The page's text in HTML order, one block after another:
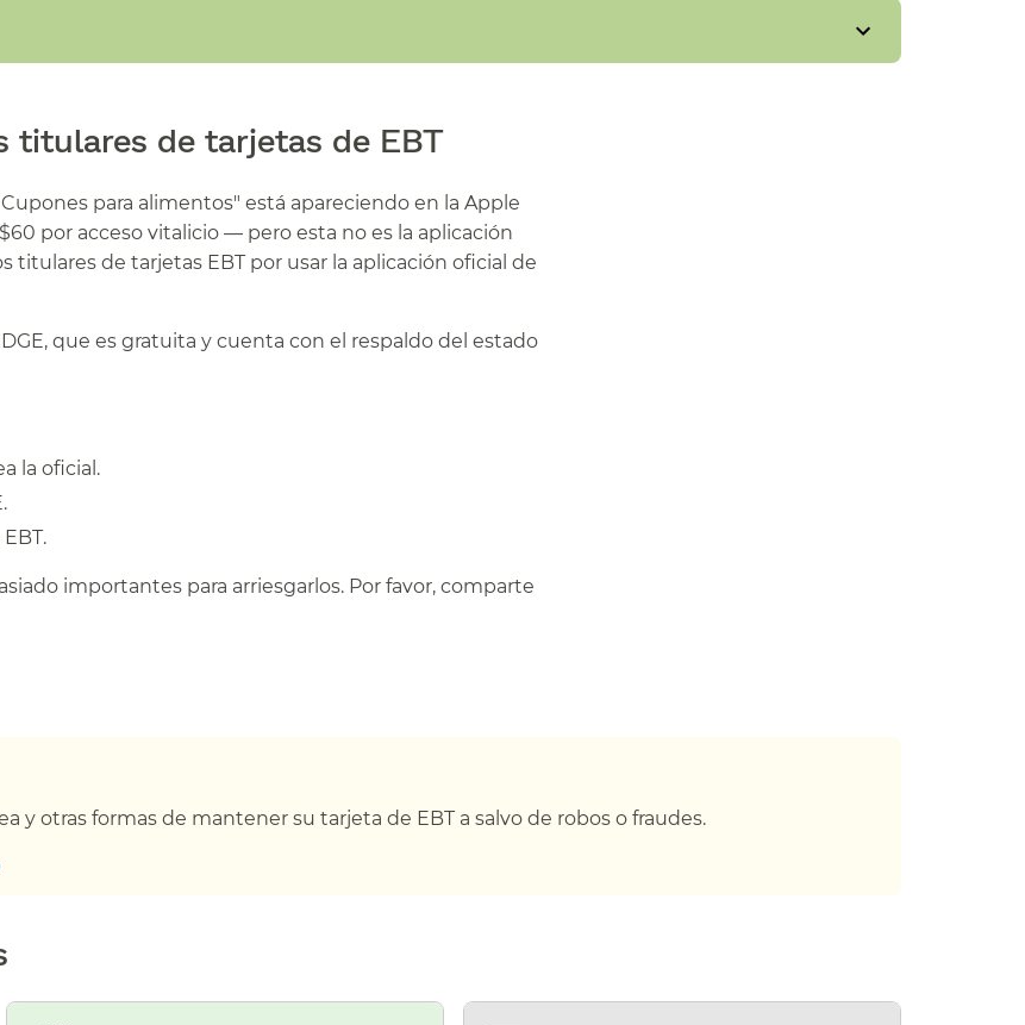
titulares de tarjetas de EBT​​
para alimentos" está apareciendo en la Apple
por acceso vitalicio — pero esta no es la aplicación
titulares de tarjetas EBT por usar la aplicación oficial de
que es gratuita y cuenta con el respaldo del estado
la oficial.​​
importantes para arriesgarlos. Por favor, comparte
y otras formas de mantener su tarjeta de EBT a salvo de robos o fraudes.​​